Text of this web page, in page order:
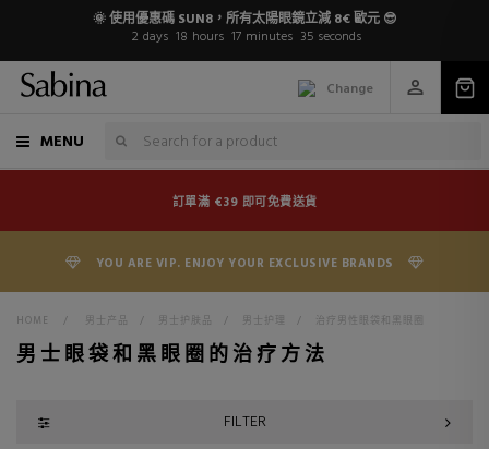
🌞 使用優惠碼 SUN8，所有太陽眼鏡立減 8€ 歐元 😎
2 days 18 hours 17 minutes 35 seconds
Change
MENU
訂單滿 €39 即可免費送貨
YOU ARE VIP. ENJOY YOUR EXCLUSIVE BRANDS
HOME > 男士产品 > 男士护肤品 > 男士护理 > 治疗男性眼袋和黑眼圈
男士眼袋和黑眼圈的治疗方法
FILTER